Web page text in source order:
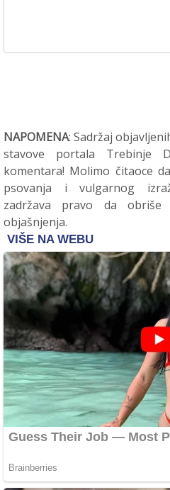
NAPOMENA: Sadržaj
stavove portala Trebinje
komentara! Molimo čitaoce
psovanja i vulgarnog
zadržava pravo da
objašnjenja.